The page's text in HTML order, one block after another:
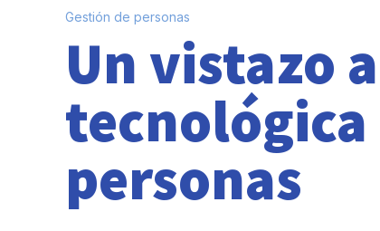
Gestión de personas
Un vistazo
tecnológica
personas